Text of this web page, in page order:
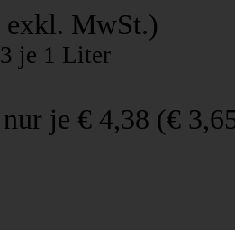
exkl. MwSt.)
je 1 Liter
je € 4,38 (€